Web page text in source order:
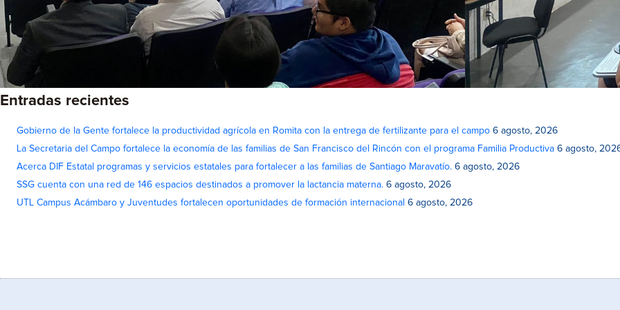
Entradas recientes
Gobierno de la Gente fortalece la productividad agrícola en Romita con la entrega de fertilizante para el campo 6 agosto, 2026
La Secretaria del Campo fortalece la economía de las familias de San Francisco del Rincón con el programa Familia Productiva 6 agosto,
Acerca DIF Estatal programas y servicios estatales para fortalecer a las familias de Santiago Maravatío. 6 agosto, 2026
SSG cuenta con una red de 146 espacios destinados a promover la lactancia materna. 6 agosto, 2026
UTL Campus Acámbaro y Juventudes fortalecen oportunidades de formación internacional 6 agosto, 2026